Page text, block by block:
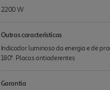
2200 W
Outras características
Indicador luminoso da energia e de
180°. Placas antiaderentes
Garantia